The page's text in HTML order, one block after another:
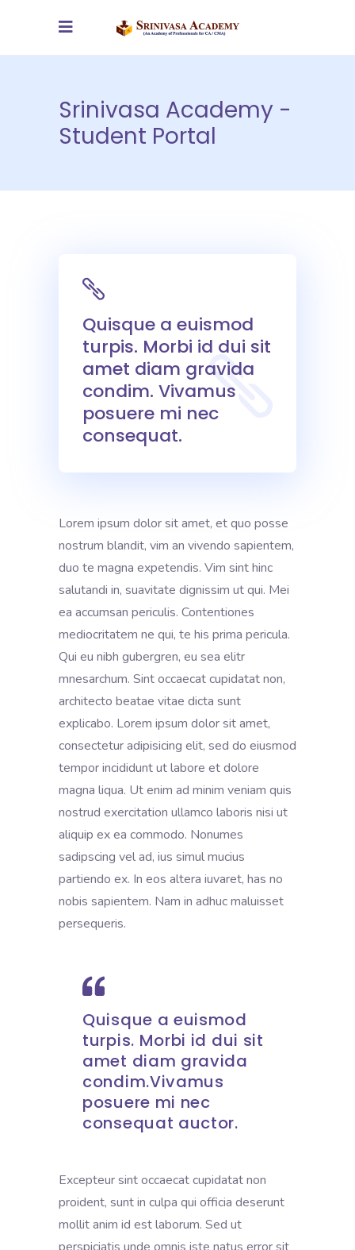
Srinivasa Academy -
Student Portal
Quisque a euismod
turpis. Morbi id dui sit
amet diam gravida
condim. Vivamus
posuere mi nec
consequat.
Lorem ipsum dolor sit amet, et quo posse
nostrum blandit, vim an vivendo sapientem,
duo te magna expetendis. Vim sint hinc
salutandi in, suavitate dignissim ut qui. Mei
ea accumsan periculis. Contentiones
mediocritatem ne qui, te his prima pericula.
Qui eu nibh gubergren, eu sea elitr
mnesarchum. Sint occaecat cupidatat non,
architecto beatae vitae dicta sunt
explicabo. Lorem ipsum dolor sit amet,
consectetur adipisicing elit, sed do eiusmod
tempor incididunt ut labore et dolore
magna liqua. Ut enim ad minim veniam quis
nostrud exercitation ullamco laboris nisi ut
aliquip ex ea commodo. Nonumes
sadipscing vel ad, ius simul mucius
partiendo ex. In eos altera iuvaret, has no
nobis sapientem. Nam in adhuc maluisset
persequeris.
Quisque a euismod
turpis. Morbi id dui sit
amet diam gravida
condim.Vivamus
posuere mi nec
consequat auctor.
Excepteur sint occaecat cupidatat non
proident, sunt in culpa qui officia deserunt
mollit anim id est laborum. Sed ut